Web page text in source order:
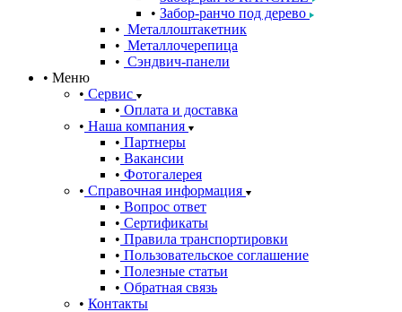
Забор-ранчо под дерево
Металлоштакетник
Металлочерепица
Сэндвич-панели
Меню
Сервис
Оплата и доставка
Наша компания
Партнеры
Вакансии
Фотогалерея
Справочная информация
Вопрос ответ
Сертификаты
Правила транспортировки
Пользовательское соглашение
Полезные статьи
Обратная связь
Контакты